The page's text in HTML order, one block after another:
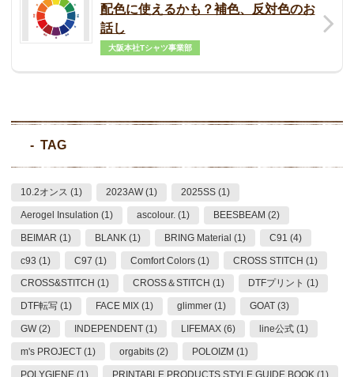
配色に使えるかも？補色、反対色のお
話し
大阪本社Tシャツ事業部
TAG
10.2オンス (1) 2023AW (1) 2025SS (1)
Aerogel Insulation (1) ascolour. (1) BEESBEAM (2)
BEIMAR (1) BLANK (1) BRING Material (1) C91 (4)
c93 (1) C97 (1) Comfort Colors (1) CROSS STITCH (1)
CROSS&STITCH (1) CROSS＆STITCH (1) DTFプリント (1)
DTF転写 (1) FACE MIX (1) glimmer (1) GOAT (3)
GW (2) INDEPENDENT (1) LIFEMAX (6) line公式 (1)
m's PROJECT (1) orgabits (2) POLOIZM (1)
POLYGIENE (1) PRINTABLE PRODUCTS STYLE GUIDE BOOK (1)